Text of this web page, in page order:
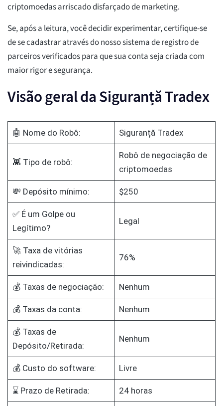
criptomoedas arriscado disfarçado de marketing.
Se, após a leitura, você decidir experimentar, certifique-se
de se cadastrar através do nosso sistema de registro de
parceiros verificados para que sua conta seja criada com
maior rigor e segurança.
Visão geral da Siguranță Tradex
🤖 Nome do Robô: Siguranță Tradex
👾 Tipo de robô:
Robô de negociação de
criptomoedas
💸 Depósito mínimo: $250
✅ É um Golpe ou
Legítimo?
Legal
🚀 Taxa de vitórias
reivindicadas:
76%
💰 Taxas de negociação: Nenhum
💰 Taxas da conta: Nenhum
💰 Taxas de
Depósito/Retirada:
Nenhum
💰 Custo do software: Livre
⌛ Prazo de Retirada: 24 horas